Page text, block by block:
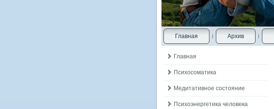
Главная Архив
Главная
Психосоматика
Медитативное состояние
Психоэнергетика человека